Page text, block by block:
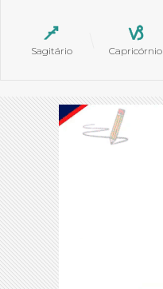
Sagitário Capricórnio